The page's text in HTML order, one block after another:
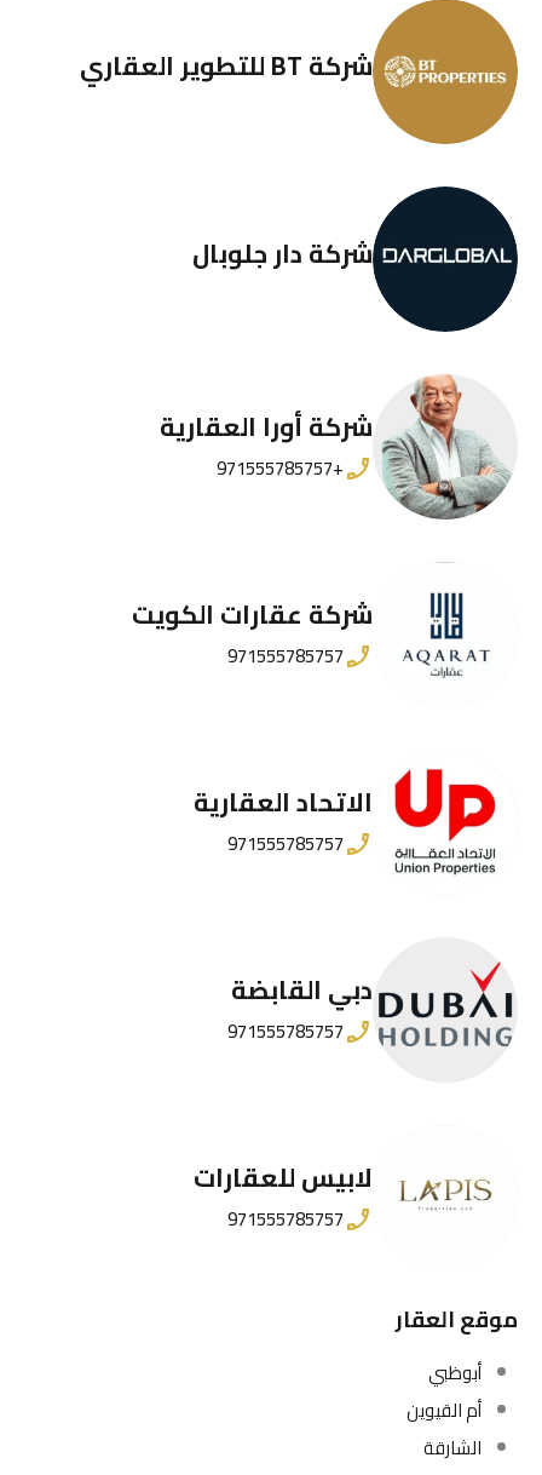
شركة BT للتطوير العقاري
شركة دار جلوبال
شركة أورا العقارية
+971555785757
شركة عقارات الكويت
971555785757
الاتحاد العقارية
971555785757
دبي القابضة
971555785757
لابيس للعقارات
971555785757
موقع العقار
أبوظبي
أم القيوين
الشارقة